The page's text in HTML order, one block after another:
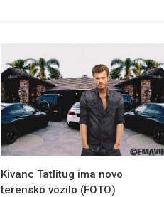
Kivanc Tatlitug ima novo
terensko vozilo (FOTO)